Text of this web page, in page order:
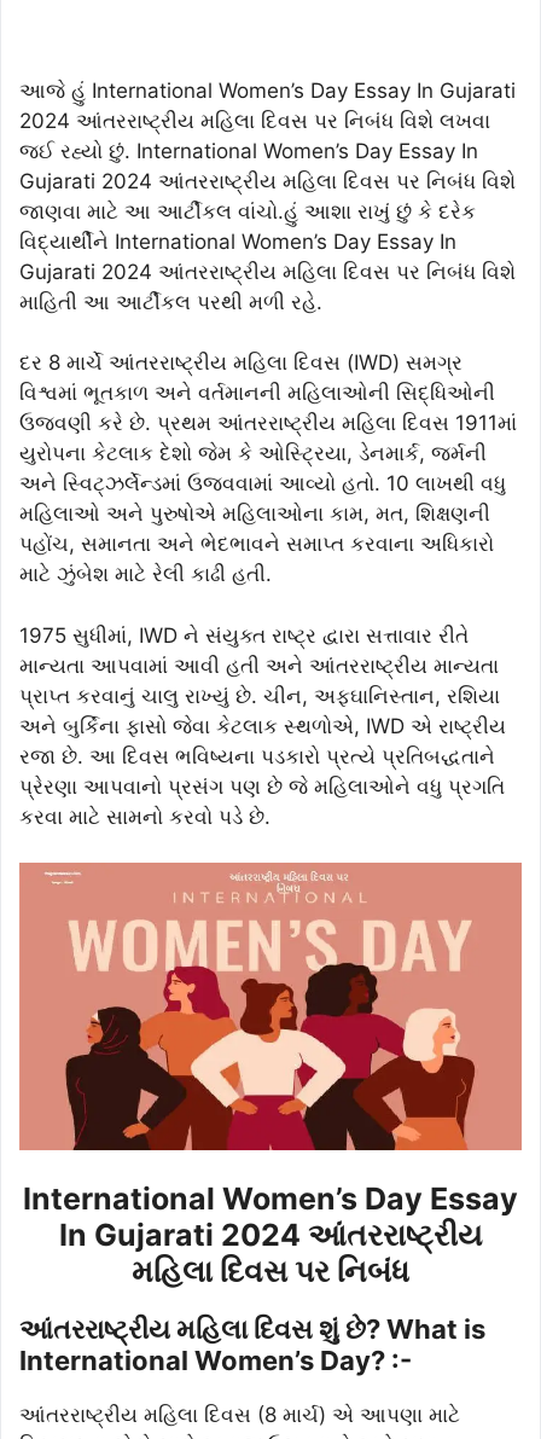
આજે હું International Women’s Day Essay In Gujarati
2024 આંતરરાષ્ટ્રીય મહિલા દિવસ પર નિબંધ વિશે લખવા
જઈ રહ્યો છું. International Women’s Day Essay In
Gujarati 2024 આંતરરાષ્ટ્રીય મહિલા દિવસ પર નિબંધ વિશે
જાણવા માટે આ આર્ટીકલ વાંચો.હું આશા રાખું છું કે દરેક
વિદ્યાર્થીને International Women’s Day Essay In
Gujarati 2024 આંતરરાષ્ટ્રીય મહિલા દિવસ પર નિબંધ વિશે
માહિતી આ આર્ટીકલ પરથી મળી રહે.
દર 8 માર્ચે આંતરરાષ્ટ્રીય મહિલા દિવસ (IWD) સમગ્ર
વિશ્વમાં ભૂતકાળ અને વર્તમાનની મહિલાઓની સિદ્ધિઓની
ઉજવણી કરે છે. પ્રથમ આંતરરાષ્ટ્રીય મહિલા દિવસ 1911માં
યુરોપના કેટલાક દેશો જેમ કે ઓસ્ટ્રિયા, ડેનમાર્ક, જર્મની
અને સ્વિટ્ઝર્લેન્ડમાં ઉજવવામાં આવ્યો હતો. 10 લાખથી વધુ
મહિલાઓ અને પુરુષોએ મહિલાઓના કામ, મત, શિક્ષણની
પહોંચ, સમાનતા અને ભેદભાવને સમાપ્ત કરવાના અધિકારો
માટે ઝુંબેશ માટે રેલી કાઢી હતી.
1975 સુધીમાં, IWD ને ​​સંયુક્ત રાષ્ટ્ર દ્વારા સત્તાવાર રીતે
માન્યતા આપવામાં આવી હતી અને આંતરરાષ્ટ્રીય માન્યતા
પ્રાપ્ત કરવાનું ચાલુ રાખ્યું છે. ચીન, અફઘાનિસ્તાન, રશિયા
અને બુર્કિના ફાસો જેવા કેટલાક સ્થળોએ, IWD એ રાષ્ટ્રીય
રજા છે. આ દિવસ ભવિષ્યના પડકારો પ્રત્યે પ્રતિબદ્ધતાને
પ્રેરણા આપવાનો પ્રસંગ પણ છે જે મહિલાઓને વધુ પ્રગતિ
કરવા માટે સામનો કરવો પડે છે.
International Women’s Day Essay
In Gujarati 2024 આંતરરાષ્ટ્રીય
મહિલા દિવસ પર નિબંધ
આંતરરાષ્ટ્રીય મહિલા દિવસ શું છે? What is
International Women’s Day? :-
આંતરરાષ્ટ્રીય મહિલા દિવસ (8 માર્ચ) એ આપણા માટે